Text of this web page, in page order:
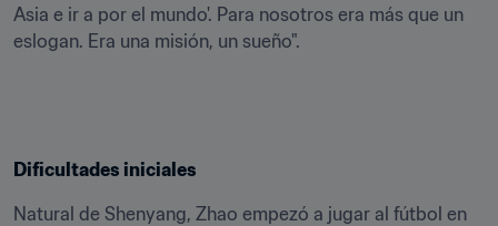
Asia e ir a por el mundo'. Para nosotros era más que un
eslogan. Era una misión, un sueño".
Dificultades iniciales
Natural de Shenyang, Zhao empezó a jugar al fútbol en